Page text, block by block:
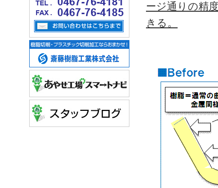
ージ通りの精
きる。